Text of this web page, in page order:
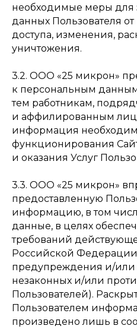
необходимые меры для
данных Пользователя
доступа, изменения,
уничтожения.
3.2. ООО «25 микрон»
к персональным
тем работникам,
и аффилированным
информация
функционирования
и оказания Услуг
3.3. ООО «25 микрон»
предоставленную
информацию, в том
данные, в целях
требований
Российской Федерации
предупреждения и/или
незаконных и/или
Пользователей).
Пользователем
произведено лишь в